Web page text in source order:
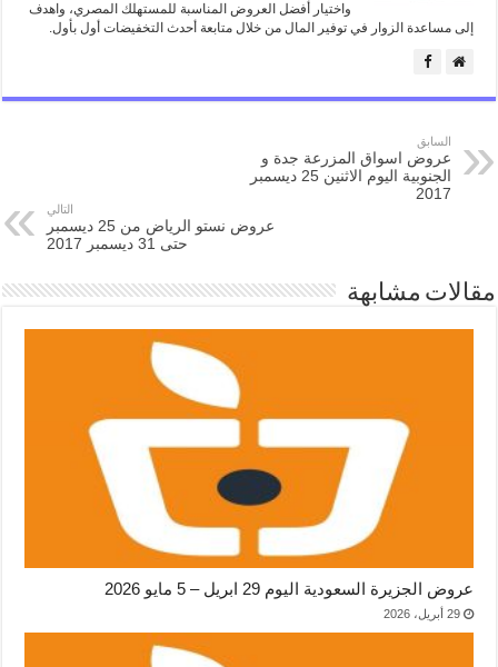
واختيار أفضل العروض المناسبة للمستهلك المصري، واهدف
إلى مساعدة الزوار في توفير المال من خلال متابعة أحدث التخفيضات أول بأول.
السابق
عروض اسواق المزرعة جدة و
الجنوبية اليوم الاثنين 25 ديسمبر
2017
التالي
عروض نستو الرياض من 25 ديسمبر
حتى 31 ديسمبر 2017
مقالات مشابهة
عروض الجزيرة السعودية اليوم 29 ابريل – 5 مايو 2026
29 أبريل، 2026